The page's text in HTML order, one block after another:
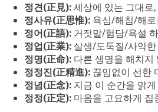
정견(正見):세상에 있는 그대로
정사유(正思惟): 욕심/해침/해
정어(正語): 거젓말/험담/욕설
정업(正業):살생/도둑질/사악
정명(正命): 다른 생명을 해치지
정정진(正精進): 끊임없이 선한
정념(正念): 지금 이 순간을 맑
정정(正定): 마음을 고요하게 집